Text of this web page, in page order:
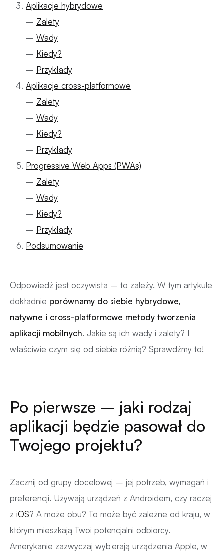
Aplikacje hybrydowe
– Zalety
– Wady
– Kiedy?
– Przykłady
Aplikacje cross-platformowe
– Zalety
– Wady
– Kiedy?
– Przykłady
Progressive Web Apps (PWAs)
– Zalety
– Wady
– Kiedy?
– Przykłady
Podsumowanie
Odpowiedź jest oczywista – to zależy. W tym artykule
dokładnie porównamy do siebie hybrydowe,
natywne i cross-platformowe metody tworzenia
aplikacji mobilnych. Jakie są ich wady i zalety? I
właściwie czym się od siebie różnią? Sprawdźmy to!
Po pierwsze – jaki rodzaj
aplikacji będzie pasował do
Twojego projektu?
Zacznij od grupy docelowej – jej potrzeb, wymagań i
preferencji. Używają urządzeń z Androidem, czy raczej
z iOS? A może obu? To może być zależne od kraju, w
którym mieszkają Twoi potencjalni odbiorcy.
Amerykanie zazwyczaj wybierają urządzenia Apple, w